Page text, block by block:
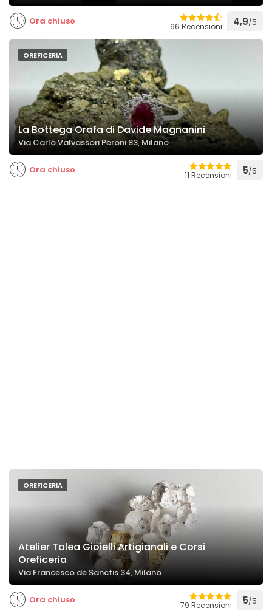
Ora chiuso 66 Recensioni 4,9/5
OREFICERIA
La Bottega Orafa di Davide Magnanini
Via Carlo Valvassori Peroni 83, Milano
Ora chiuso 11 Recensioni 5/5
OREFICERIA
Atelier Talea Gioielli Artigianali e Corsi
Oreficeria
Via Francesco de Sanctis 34, Milano
Ora chiuso 79 Recensioni 5/5